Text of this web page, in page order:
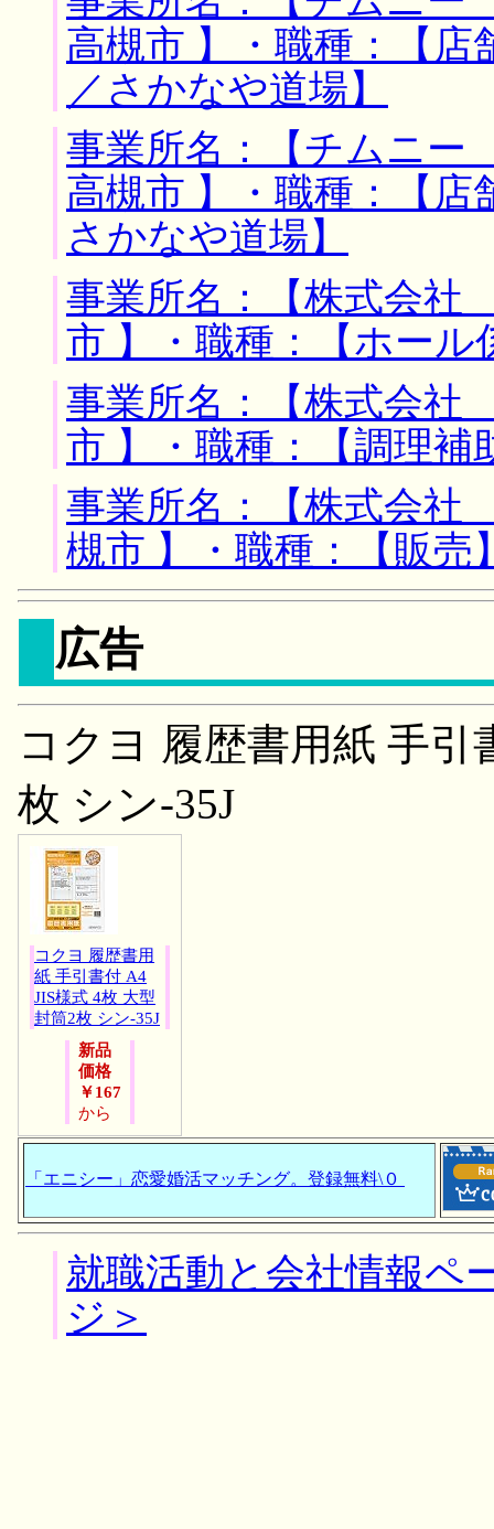
高槻市 】・職種：【店
／さかなや道場】
事業所名：【チムニ
高槻市 】・職種：【店
さかなや道場】
事業所名：【株式会社
市 】・職種：【ホール
事業所名：【株式会社
市 】・職種：【調理補
事業所名：【株式会
槻市 】・職種：【販売
広告
コクヨ 履歴書用紙 手引
枚 シン-35J
コクヨ 履歴書用
紙 手引書付 A4
JIS様式 4枚 大型
封筒2枚 シン-35J
新品
価格
￥167
から
「エニシー」恋愛婚活マッチング。登録無料\０
就職活動と会社情報ペ
ジ＞